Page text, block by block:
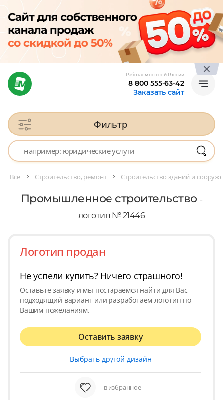
Работаем по всей России
8 800 555-63-42
Заказать сайт
Фильтр
Все Строительство, ремонт Строительство зданий и
Промышленное строительство -
логотип № 21446
Логотип продан
Не успели купить? Ничего страшного!
Оставьте заявку и мы постараемся найти для Вас
подходящий вариант или разработаем логотип по
Вашим пожеланиям.
Оставить заявку
Выбрать другой дизайн
— в избранное